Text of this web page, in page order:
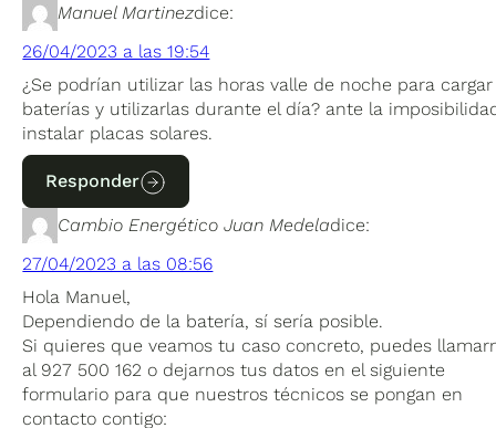
Manuel Martinezdice:
26/04/2023 a las 19:54
¿Se podrían utilizar las horas valle de noche para
baterías y utilizarlas durante el día? ante la
instalar placas solares.
Responder
Cambio Energético Juan Medeladice:
27/04/2023 a las 08:56
Hola Manuel,
Dependiendo de la batería, sí sería posible.
Si quieres que veamos tu caso concreto, puedes
al 927 500 162 o dejarnos tus datos en el siguiente
formulario para que nuestros técnicos se pongan en
contacto contigo: